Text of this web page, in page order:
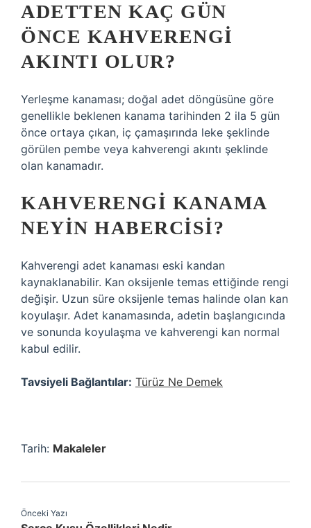
ADETTEN KAÇ GÜN
ÖNCE KAHVERENGI
AKINTI OLUR?
Yerleşme kanaması; doğal adet döngüsüne göre
genellikle beklenen kanama tarihinden 2 ila 5 gün
önce ortaya çıkan, iç çamaşırında leke şeklinde
görülen pembe veya kahverengi akıntı şeklinde
olan kanamadır.
KAHVERENGI KANAMA
NEYIN HABERCISI?
Kahverengi adet kanaması eski kandan
kaynaklanabilir. Kan oksijenle temas ettiğinde rengi
değişir. Uzun süre oksijenle temas halinde olan kan
koyulaşır. Adet kanamasında, adetin başlangıcında
ve sonunda koyulaşma ve kahverengi kan normal
kabul edilir.
Tavsiyeli Bağlantılar: Türüz Ne Demek
Tarih: Makaleler
Önceki Yazı